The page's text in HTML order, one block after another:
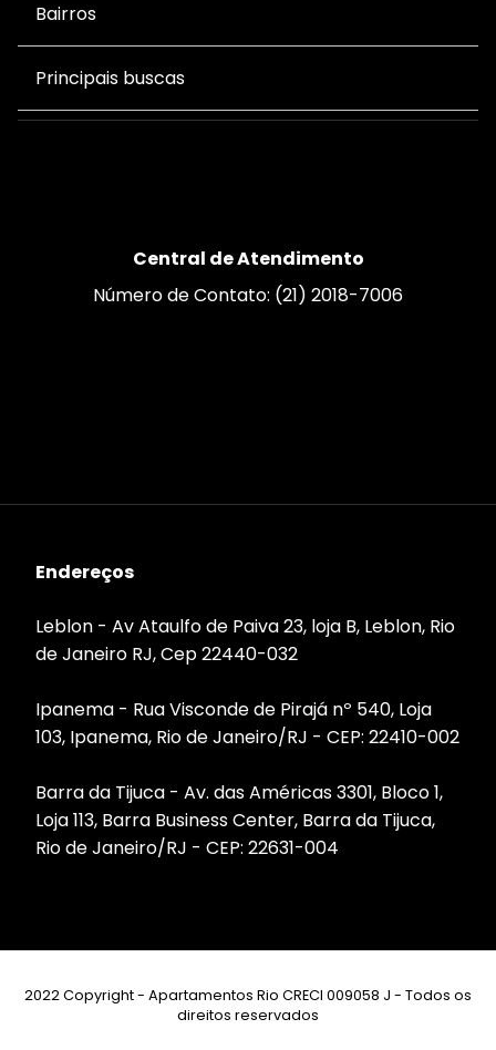
Bairros
Principais buscas
Central de Atendimento
Número de Contato: (21) 2018-7006
Endereços
Leblon - Av Ataulfo de Paiva 23, loja B, Leblon, Rio
de Janeiro RJ, Cep 22440-032
Ipanema - Rua Visconde de Pirajá nº 540, Loja
103, Ipanema, Rio de Janeiro/RJ - CEP: 22410-002
Barra da Tijuca - Av. das Américas 3301, Bloco 1,
Loja 113, Barra Business Center, Barra da Tijuca,
Rio de Janeiro/RJ - CEP: 22631-004
2022 Copyright - Apartamentos Rio CRECI 009058 J - Todos os
direitos reservados